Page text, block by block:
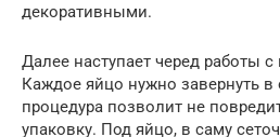
декоративными.
Далее наступает черед работы
Каждое яйцо нужно завернуть в
процедура позволит не
упаковку. Под яйцо, в саму